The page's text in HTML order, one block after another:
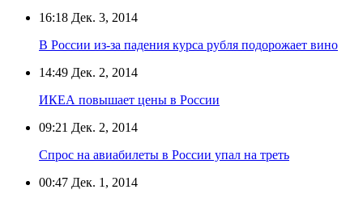
16:18 Дек. 3, 2014
В России из-за падения курса рубля подорожает вино
14:49 Дек. 2, 2014
ИКЕА повышает цены в России
09:21 Дек. 2, 2014
Спрос на авиабилеты в России упал на треть
00:47 Дек. 1, 2014